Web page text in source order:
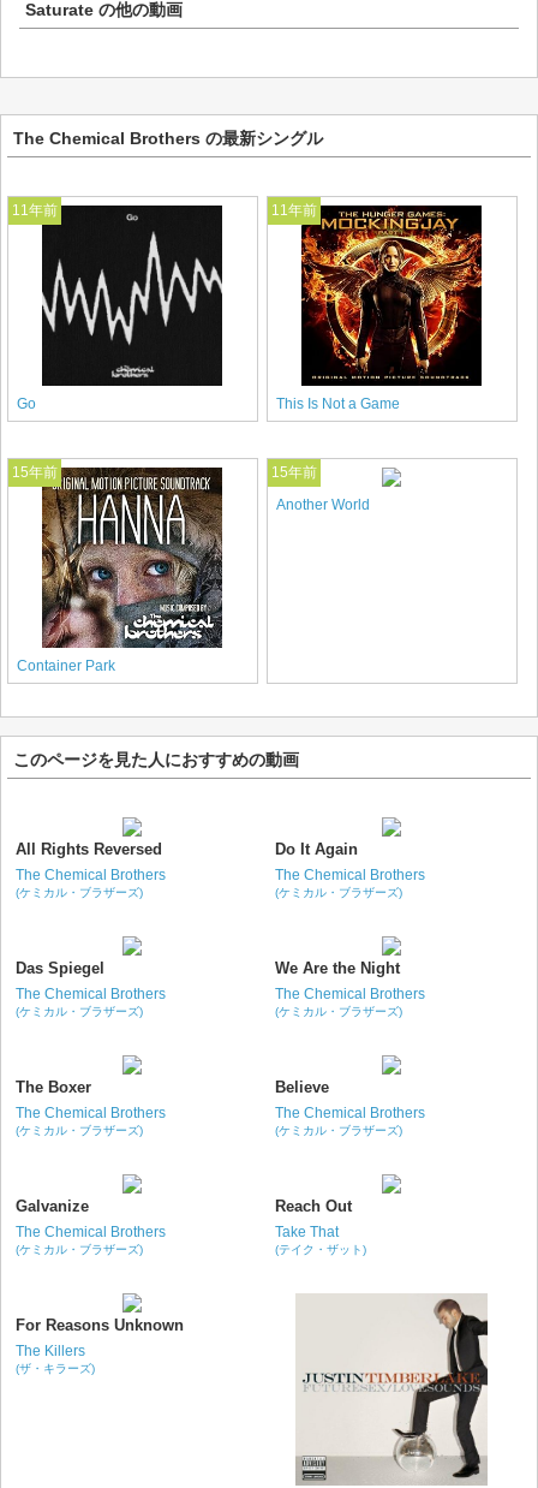
Saturate の他の動画
The Chemical Brothers の最新シングル
11年前
Go
11年前
This Is Not a Game
15年前
Container Park
15年前
Another World
このページを見た人におすすめの動画
All Rights Reversed
The Chemical Brothers
(ケミカル・ブラザーズ)
Do It Again
The Chemical Brothers
(ケミカル・ブラザーズ)
Das Spiegel
The Chemical Brothers
(ケミカル・ブラザーズ)
We Are the Night
The Chemical Brothers
(ケミカル・ブラザーズ)
The Boxer
The Chemical Brothers
(ケミカル・ブラザーズ)
Believe
The Chemical Brothers
(ケミカル・ブラザーズ)
Galvanize
The Chemical Brothers
(ケミカル・ブラザーズ)
Reach Out
Take That
(テイク・ザット)
For Reasons Unknown
The Killers
(ザ・キラーズ)